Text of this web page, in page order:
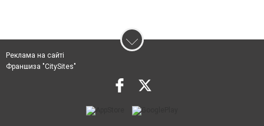
Реклама на сайті
Франшиза "CitySites"